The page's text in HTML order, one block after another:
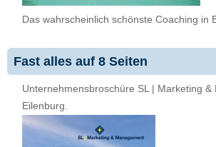
Das wahrscheinlich schönste Coaching in
Fast alles auf 8 Seiten
Unternehmensbroschüre SL | Marketing &
Eilenburg.